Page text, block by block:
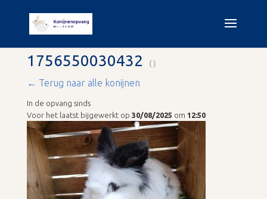
1756550030432 ()
← Terug naar alle konijnen
In de opvang sinds
Voor het laatst bijgewerkt op 30/08/2025 om 12:50